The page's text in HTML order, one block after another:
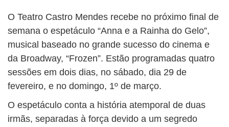
O Teatro Castro Mendes recebe no próximo final de
semana o espetáculo “Anna e a Rainha do Gelo”,
musical baseado no grande sucesso do cinema e
da Broadway, “Frozen”. Estão programadas quatro
sessões em dois dias, no sábado, dia 29 de
fevereiro, e no domingo, 1º de março.
O espetáculo conta a história atemporal de duas
irmãs, separadas à força devido a um segredo